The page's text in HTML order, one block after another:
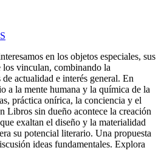
en los objetos especiales, sus
los vinculan, combinando la
actualidad e interés general. En
a la mente humana y la química de la
práctica onírica, la conciencia y el
Libros sin dueño acontece la creación
exaltan el diseño y la materialidad
su potencial literario. Una propuesta
ideas fundamentales. Explora